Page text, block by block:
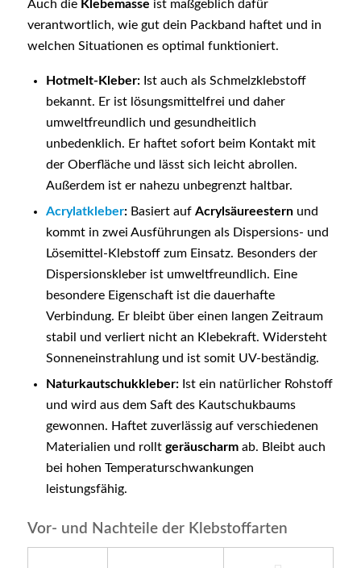
Auch die Klebemasse ist maßgeblich dafür
verantwortlich, wie gut dein Packband haftet und in
welchen Situationen es optimal funktioniert.
Hotmelt-Kleber:Ist auch als Schmelzklebstoff
bekannt. Er ist lösungsmittelfrei und daher
umweltfreundlich und gesundheitlich
unbedenklich. Er haftet sofort beim Kontakt mit
der Oberfläche und lässt sich leicht abrollen.
Außerdem ist er nahezu unbegrenzt haltbar.
Acrylatkleber:Basiert auf Acrylsäureesternund
kommt in zwei Ausführungen als Dispersions- und
Lösemittel-Klebstoff zum Einsatz. Besonders der
Dispersionskleber ist umweltfreundlich. Eine
besondere Eigenschaft ist die dauerhafte
Verbindung. Er bleibt über einen langen Zeitraum
stabil und verliert nicht an Klebekraft. Widersteht
Sonneneinstrahlung und ist somit UV-beständig.
Naturkautschukkleber:Ist ein natürlicher Rohstoff
und wird aus dem Saft des Kautschukbaums
gewonnen. Haftet zuverlässig auf verschiedenen
Materialien und rollt geräuscharmab. Bleibt auch
bei hohen Temperaturschwankungen
leistungsfähig.
Vor- und Nachteile der Klebstoffarten